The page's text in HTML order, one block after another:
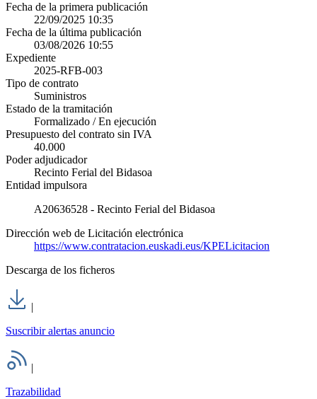
Fecha de la primera publicación
22/09/2025 10:35
Fecha de la última publicación
03/08/2026 10:55
Expediente
2025-RFB-003
Tipo de contrato
Suministros
Estado de la tramitación
Formalizado / En ejecución
Presupuesto del contrato sin IVA
40.000
Poder adjudicador
Recinto Ferial del Bidasoa
Entidad impulsora
A20636528 - Recinto Ferial del Bidasoa
Dirección web de Licitación electrónica
https://www.contratacion.euskadi.eus/KPELicitacion
Descarga de los ficheros
|
Suscribir alertas anuncio
|
Trazabilidad